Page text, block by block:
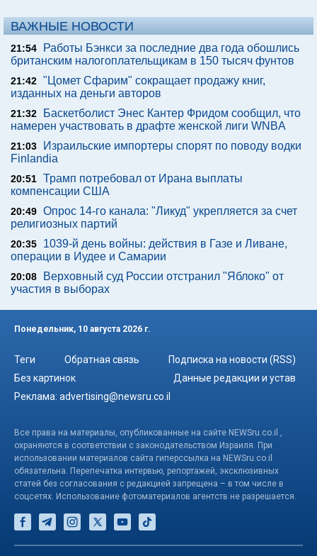
ВАЖНЫЕ НОВОСТИ
21:54
Работы Бэнкси за последние два года обошлись
британским налогоплательщикам в 150 тысяч фунтов
21:42 "Цомет Сфарим" сокращает продажу книг,
изданных на деньги авторов
21:32
Баскетболист Энес Кантер Фридом сообщил, что
намерен участвовать в драфте женской лиги WNBA
21:03
Израильские импортеры спорят по поводу водки
Finlandia
20:51 Трамп потребовал от Ирана выплаты
компенсации США
20:49 Опрос 14-го канала: "Ликуд" укрепляется за счет
религиозных партий
20:35
1039-й день войны: действия в Газе и Ливане,
операции в Иудее и Самарии
20:08
Верховный суд России отстранил "Яблоко" от
участия в выборах
Понедельник, 10 августа 2026 г.
Теги Обратная связь
Подписка на новости (RSS)
Без картинок
Данные редакции и устав
Реклама: advertising@newsru.co.il
Все права на материалы, опубликованные на сайте NEWSru.co.il ,
охраняются в соответствии с законодательством Израиля. При
использовании материалов сайта гиперссылка на NEWSru.co.il
обязательна. Перепечатка интервью, репортажей, эксклюзивных
статей без согласования с редакцией запрещена – в том числе в
соцсетях. Использование фотоматериалов агентств не разрешается.